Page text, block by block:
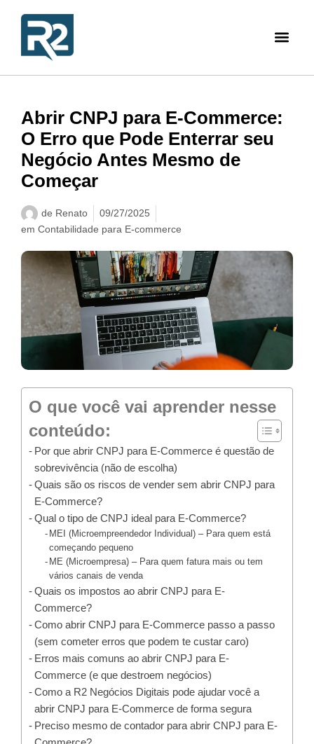
Abrir CNPJ para E-Commerce:
O Erro que Pode Enterrar seu
Negócio Antes Mesmo de
Começar
de Renato
09/27/2025
em Contabilidade para E-commerce
O que você vai aprender nesse
conteúdo:
Por que abrir CNPJ para E-Commerce é questão de
sobrevivência (não de escolha)
Quais são os riscos de vender sem abrir CNPJ para
E-Commerce?
Qual o tipo de CNPJ ideal para E-Commerce?
MEI (Microempreendedor Individual) – Para quem está
começando pequeno
ME (Microempresa) – Para quem fatura mais ou tem
vários canais de venda
Quais os impostos ao abrir CNPJ para E-
Commerce?
Como abrir CNPJ para E-Commerce passo a passo
(sem cometer erros que podem te custar caro)
Erros mais comuns ao abrir CNPJ para E-
Commerce (e que destroem negócios)
Como a R2 Negócios Digitais pode ajudar você a
abrir CNPJ para E-Commerce de forma segura
Preciso mesmo de contador para abrir CNPJ para E-